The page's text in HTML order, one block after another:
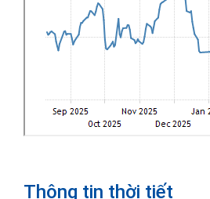
Thông tin thời tiết